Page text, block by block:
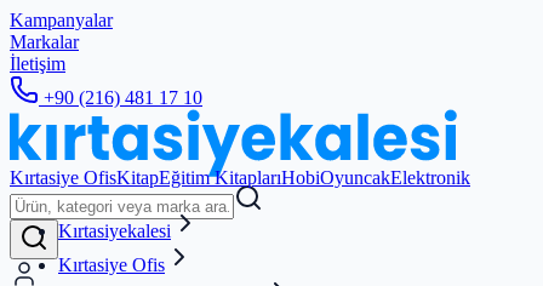
Kampanyalar
Markalar
İletişim
+90 (216) 481 17 10
Kırtasiye OfisKitapEğitim KitaplarıHobiOyuncakElektronik
Kırtasiyekalesi
Kırtasiye Ofis